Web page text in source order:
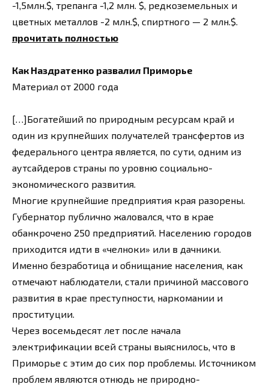
-1,5млн.$, трепанга -1,2 млн. $, редкоземельных и
цветных металлов -2 млн.$, спиртного — 2 млн.$.
прочитать полностью
Как Наздратенко развалил Приморье
Материал от 2000 года
[…]Богатейший по природным ресурсам край и
один из крупнейших получателей трансфертов из
федерального центра является, по сути, одним из
аутсайдеров страны по уровню социально-
экономического развития.
Многие крупнейшие предприятия края разорены.
Губернатор публично жаловался, что в крае
обанкрочено 250 предприятий. Населению городов
приходится идти в «челноки» или в дачники.
Именно безработица и обнищание населения, как
отмечают наблюдатели, стали причиной массового
развития в крае преступности, наркомании и
проституции.
Через восемьдесят лет после начала
электрификации всей страны выяснилось, что в
Приморье с этим до сих пор проблемы. Источником
проблем являются отнюдь не природно-